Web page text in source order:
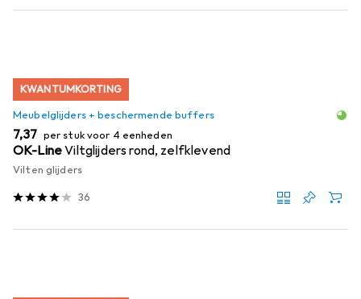
KWANTUMKORTING
Meubelglijders + beschermende buffers
EUR
7,37 per stuk voor 4 eenheden
OK-LineViltglijders rond, zelfklevend
Vilten glijders
36